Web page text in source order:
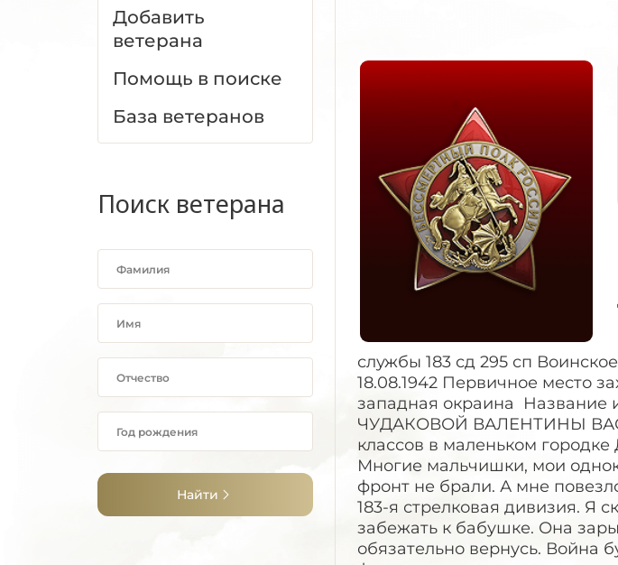
Добавить
ветерана
Помощь в поиске
База ветеранов
Поиск ветерана
Найти